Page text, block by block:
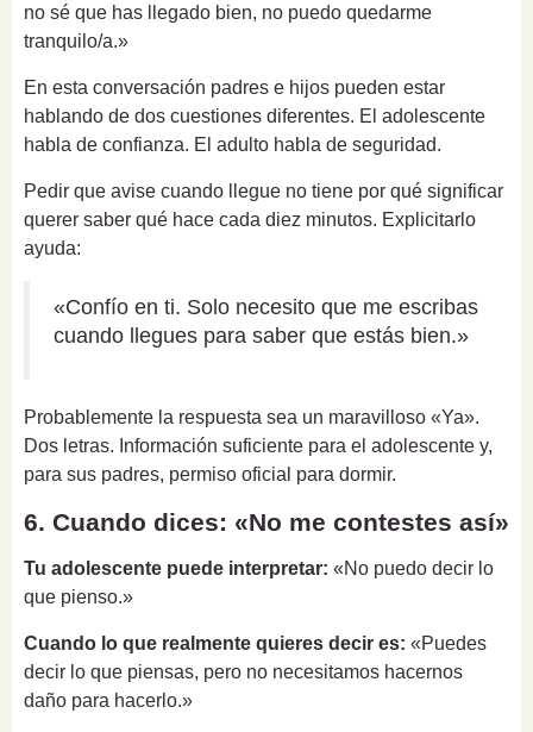
no sé que has llegado bien, no puedo quedarme
tranquilo/a.»
En esta conversación padres e hijos pueden estar
hablando de dos cuestiones diferentes. El adolescente
habla de confianza. El adulto habla de seguridad.
Pedir que avise cuando llegue no tiene por qué significar
querer saber qué hace cada diez minutos. Explicitarlo
ayuda:
«Confío en ti. Solo necesito que me escribas
cuando llegues para saber que estás bien.»
Probablemente la respuesta sea un maravilloso «Ya».
Dos letras. Información suficiente para el adolescente y,
para sus padres, permiso oficial para dormir.
6. Cuando dices: «No me contestes así»
Tu adolescente puede interpretar: «No puedo decir lo
que pienso.»
Cuando lo que realmente quieres decir es: «Puedes
decir lo que piensas, pero no necesitamos hacernos
daño para hacerlo.»